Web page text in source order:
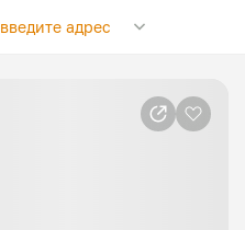
введите адрес